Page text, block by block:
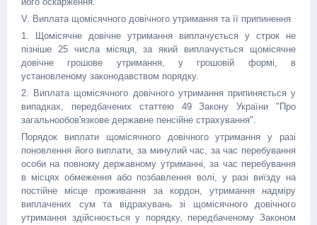
V. Виплата щомісячного довічного утримання та її припинення
1. Щомісячне довічне утримання виплачується у строк не
пізніше 25 числа місяця, за який виплачується щомісячне
довічне грошове утримання, у грошовій формі, в
установленому законодавством порядку.
2. Виплата щомісячного довічного утримання припиняється у
випадках, передбачених статтею 49 Закону України "Про
загальнообов'язкове державне пенсійне страхування".
Порядок виплати щомісячного довічного утримання у разі
поновлення його виплати, за минулий час, за час перебування
особи на повному державному утриманні, за час перебування
в місцях обмеження або позбавлення волі, у разі виїзду на
постійне місце проживання за кордон, утримання надміру
виплачених сум та відрахувань зі щомісячного довічного
утримання здійснюється у порядку, передбаченому Законом